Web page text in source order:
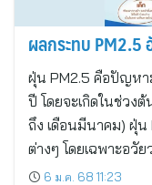
ผลกระทบ
ฝุ่น PM2.5 คือปัญหา
ปี โดยจะเกิดในช่วง
ถึง เดือนมีนาคม) ฝุ่น
ต่างๆ โดยเฉพาะอวั
6 ม.ค. 68 11:23